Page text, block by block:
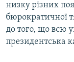
низку різних
бюрократичної
до того, що всю
президентська